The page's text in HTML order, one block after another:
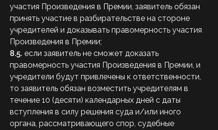
участия Произведения в Премии, заявитель обязан
принять участие в разбирательстве на стороне
учредителей и доказывать правомерность участия
Произведения в Премии;
8.5. если заявитель не сможет доказать
правомерность участия Произведения в Премии, и
учредители будут привлечены к ответственности,
то заявитель обязан возместить учредителям в
течение 10 (десяти) календарных дней с даты
вступления в силу решения суда и/или иного
органа, рассматривающего спор, судебные